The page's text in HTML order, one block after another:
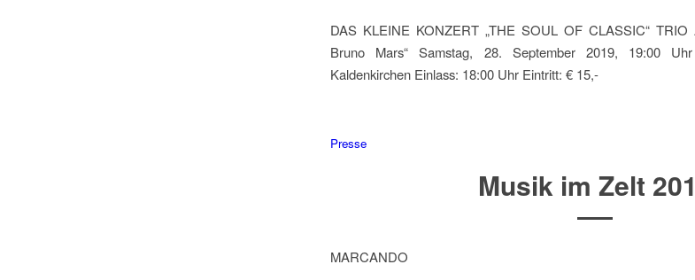
DAS KLEINE KONZERT „THE SOUL OF CLASSIC“ TRIO
Bruno Mars“ Samstag, 28. September 2019, 19:00
Kaldenkirchen Einlass: 18:00 Uhr Eintritt: € 15,-
Presse
Musik im Zelt
MARCANDO